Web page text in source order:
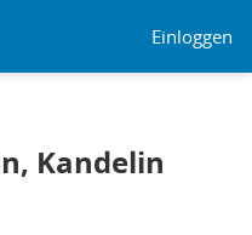
Einloggen
Kandelin